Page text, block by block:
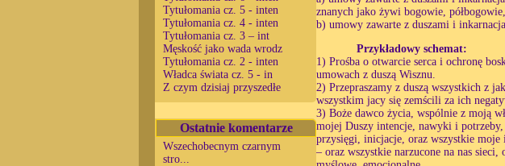
Tytułomania cz. 5 - inten
Tytułomania cz. 4 - inten
Tytułomania cz. 3 – int
Męskość jako wada wrodz
Tytułomania cz. 2 - inten
Władca świata cz. 5 - in
Z czym dzisiaj przyszedłe
Ostatnie komentarze
Wszechobecnym czarnym
stro...
znanych jako żywi bogowie,
b) umowy zawarte z duszami i
Przykładowy schemat:
1) Prośba o otwarcie serca i ochronę
umowach z duszą Wisznu.
2) Przepraszamy z duszą wszystkich z
wszystkim jacy się zemścili za ich
3) Boże dawco życia, wspólnie z moją
mojej Duszy intencje, nawyki i
przysięgi, inicjacje, oraz wszystkie moje
– oraz wszystkie narzucone na nas